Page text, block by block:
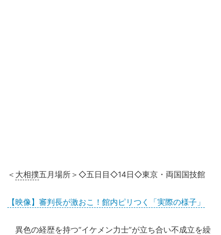
＜ 大相撲五月場所＞◇五日目◇14日◇東京・両国国技館
【映像】審判長が激おこ！館内ピリつく「実際の様子」
異色の経歴を持つ“イケメン力士”が立ち合い不成立を繰